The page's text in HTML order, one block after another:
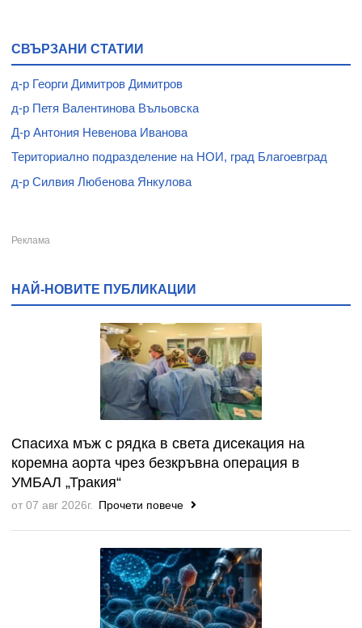
СВЪРЗАНИ СТАТИИ
д-р Георги Димитров Димитров
д-р Петя Валентинова Въльовска
Д-р Антония Невенова Иванова
Териториално подразделение на НОИ, град Благоевград
д-р Силвия Любенова Янкулова
НАЙ-НОВИТЕ ПУБЛИКАЦИИ
Спасиха мъж с рядка в света дисекация на
коремна аорта чрез безкръвна операция в
УМБАЛ „Тракия“
от 07 авг 2026г. Прочети повече